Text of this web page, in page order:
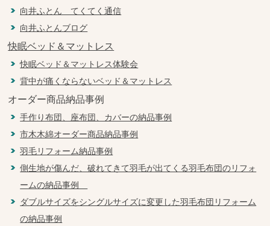
向井ふとん てくてく通信
向井ふとんブログ
快眠ベッド＆マットレス
快眠ベッド＆マットレス体験会
背中が痛くならないベッド＆マットレス
オーダー商品納品事例
手作り布団、座布団、カバーの納品事例
市木木綿オーダー商品納品事例
羽毛リフォーム納品事例
側生地が傷んだ、破れてきて羽毛が出てくる羽毛布団のリフォ
ームの納品事例
ダブルサイズをシングルサイズに変更した羽毛布団リフォーム
の納品事例